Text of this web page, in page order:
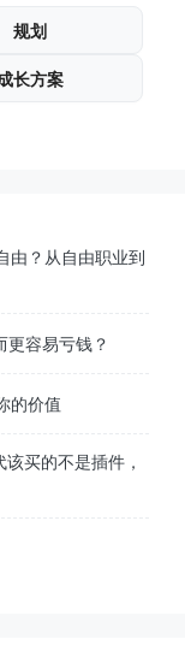
规划
长方案
由？从自由职业到
容易亏钱？
的价值
买的不是插件，